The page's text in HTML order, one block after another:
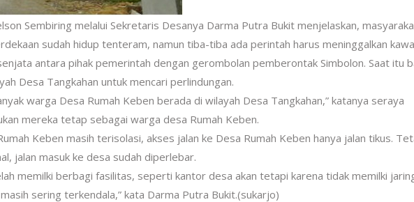
Sembiring melalui Sekretaris Desanya Darma Putra Bukit menjelaskan,
sudah hidup tenteram, namun tiba-tiba ada perintah harus meninggalkan
antara pihak pemerintah dengan gerombolan pemberontak Simbolon. Saat itu
Desa Tangkahan untuk mencari perlindungan.
warga Desa Rumah Keben berada di wilayah Desa Tangkahan,” katanya seraya
mereka tetap sebagai warga desa Rumah Keben.
Keben masih terisolasi, akses jalan ke Desa Rumah Keben hanya jalan tikus.
jalan masuk ke desa sudah diperlebar.
memilki berbagi fasilitas, seperti kantor desa akan tetapi karena tidak memilki
sering terkendala,” kata Darma Putra Bukit.(sukarjo)